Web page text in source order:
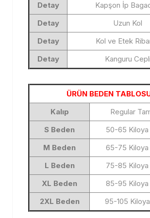
Detay
Kapşon İp
Detay
Uzun Kol
Detay
Kol ve Etek
Detay
Kanguru Cepli
ÜRÜN BEDEN
Kalıp
Regular
S Beden
50-65 Kiloya
M Beden
65-75 Kiloya
L Beden
75-85 Kiloya
XL Beden
85-95 Kiloya
2XL Beden
95-105